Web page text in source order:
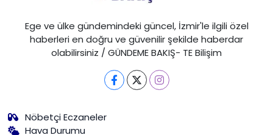
Ege ve ülke gündemindeki güncel, İzmir'le ilgili özel
haberleri en doğru ve güvenilir şekilde haberdar
olabilirsiniz / GÜNDEME BAKIŞ- TE Bilişim
Nöbetçi Eczaneler
Hava Durumu